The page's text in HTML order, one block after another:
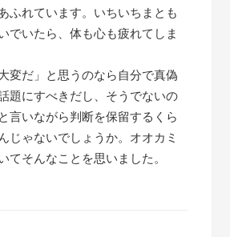
ふれています。いちいちまとも
でいたら、体も心も疲れてしま
変だ」と思うのなら自分で真偽
題にすべきだし、そうでないの
言いながら判断を保留するくら
じゃないでしょうか。オオカミ
てそんなことを思いました。